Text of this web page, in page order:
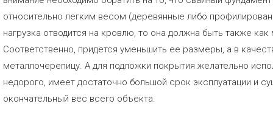
относительно легким весом (деревянные либо
нагрузка отводится на кровлю, то она должна быть также
Соответственно, придется уменьшить ее размеры, а в
металлочерепицу. А для подложки покрытия желательно
недорого, имеет достаточно большой срок эксплуатации и
окончательный вес всего объекта.